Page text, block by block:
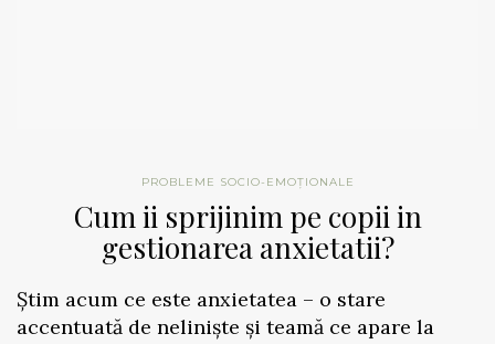
PROBLEME SOCIO-EMOȚIONALE
Cum ii sprijinim pe copii in
gestionarea anxietatii?
Știm acum ce este anxietatea – o stare
accentuată de neliniște și teamă ce apare la